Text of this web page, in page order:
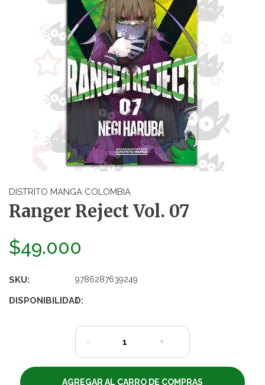
DISTRITO MANGA COLOMBIA
Ranger Reject Vol. 07
$49.000
SKU: 9786287639249
DISPONIBILIDAD:
1
- +